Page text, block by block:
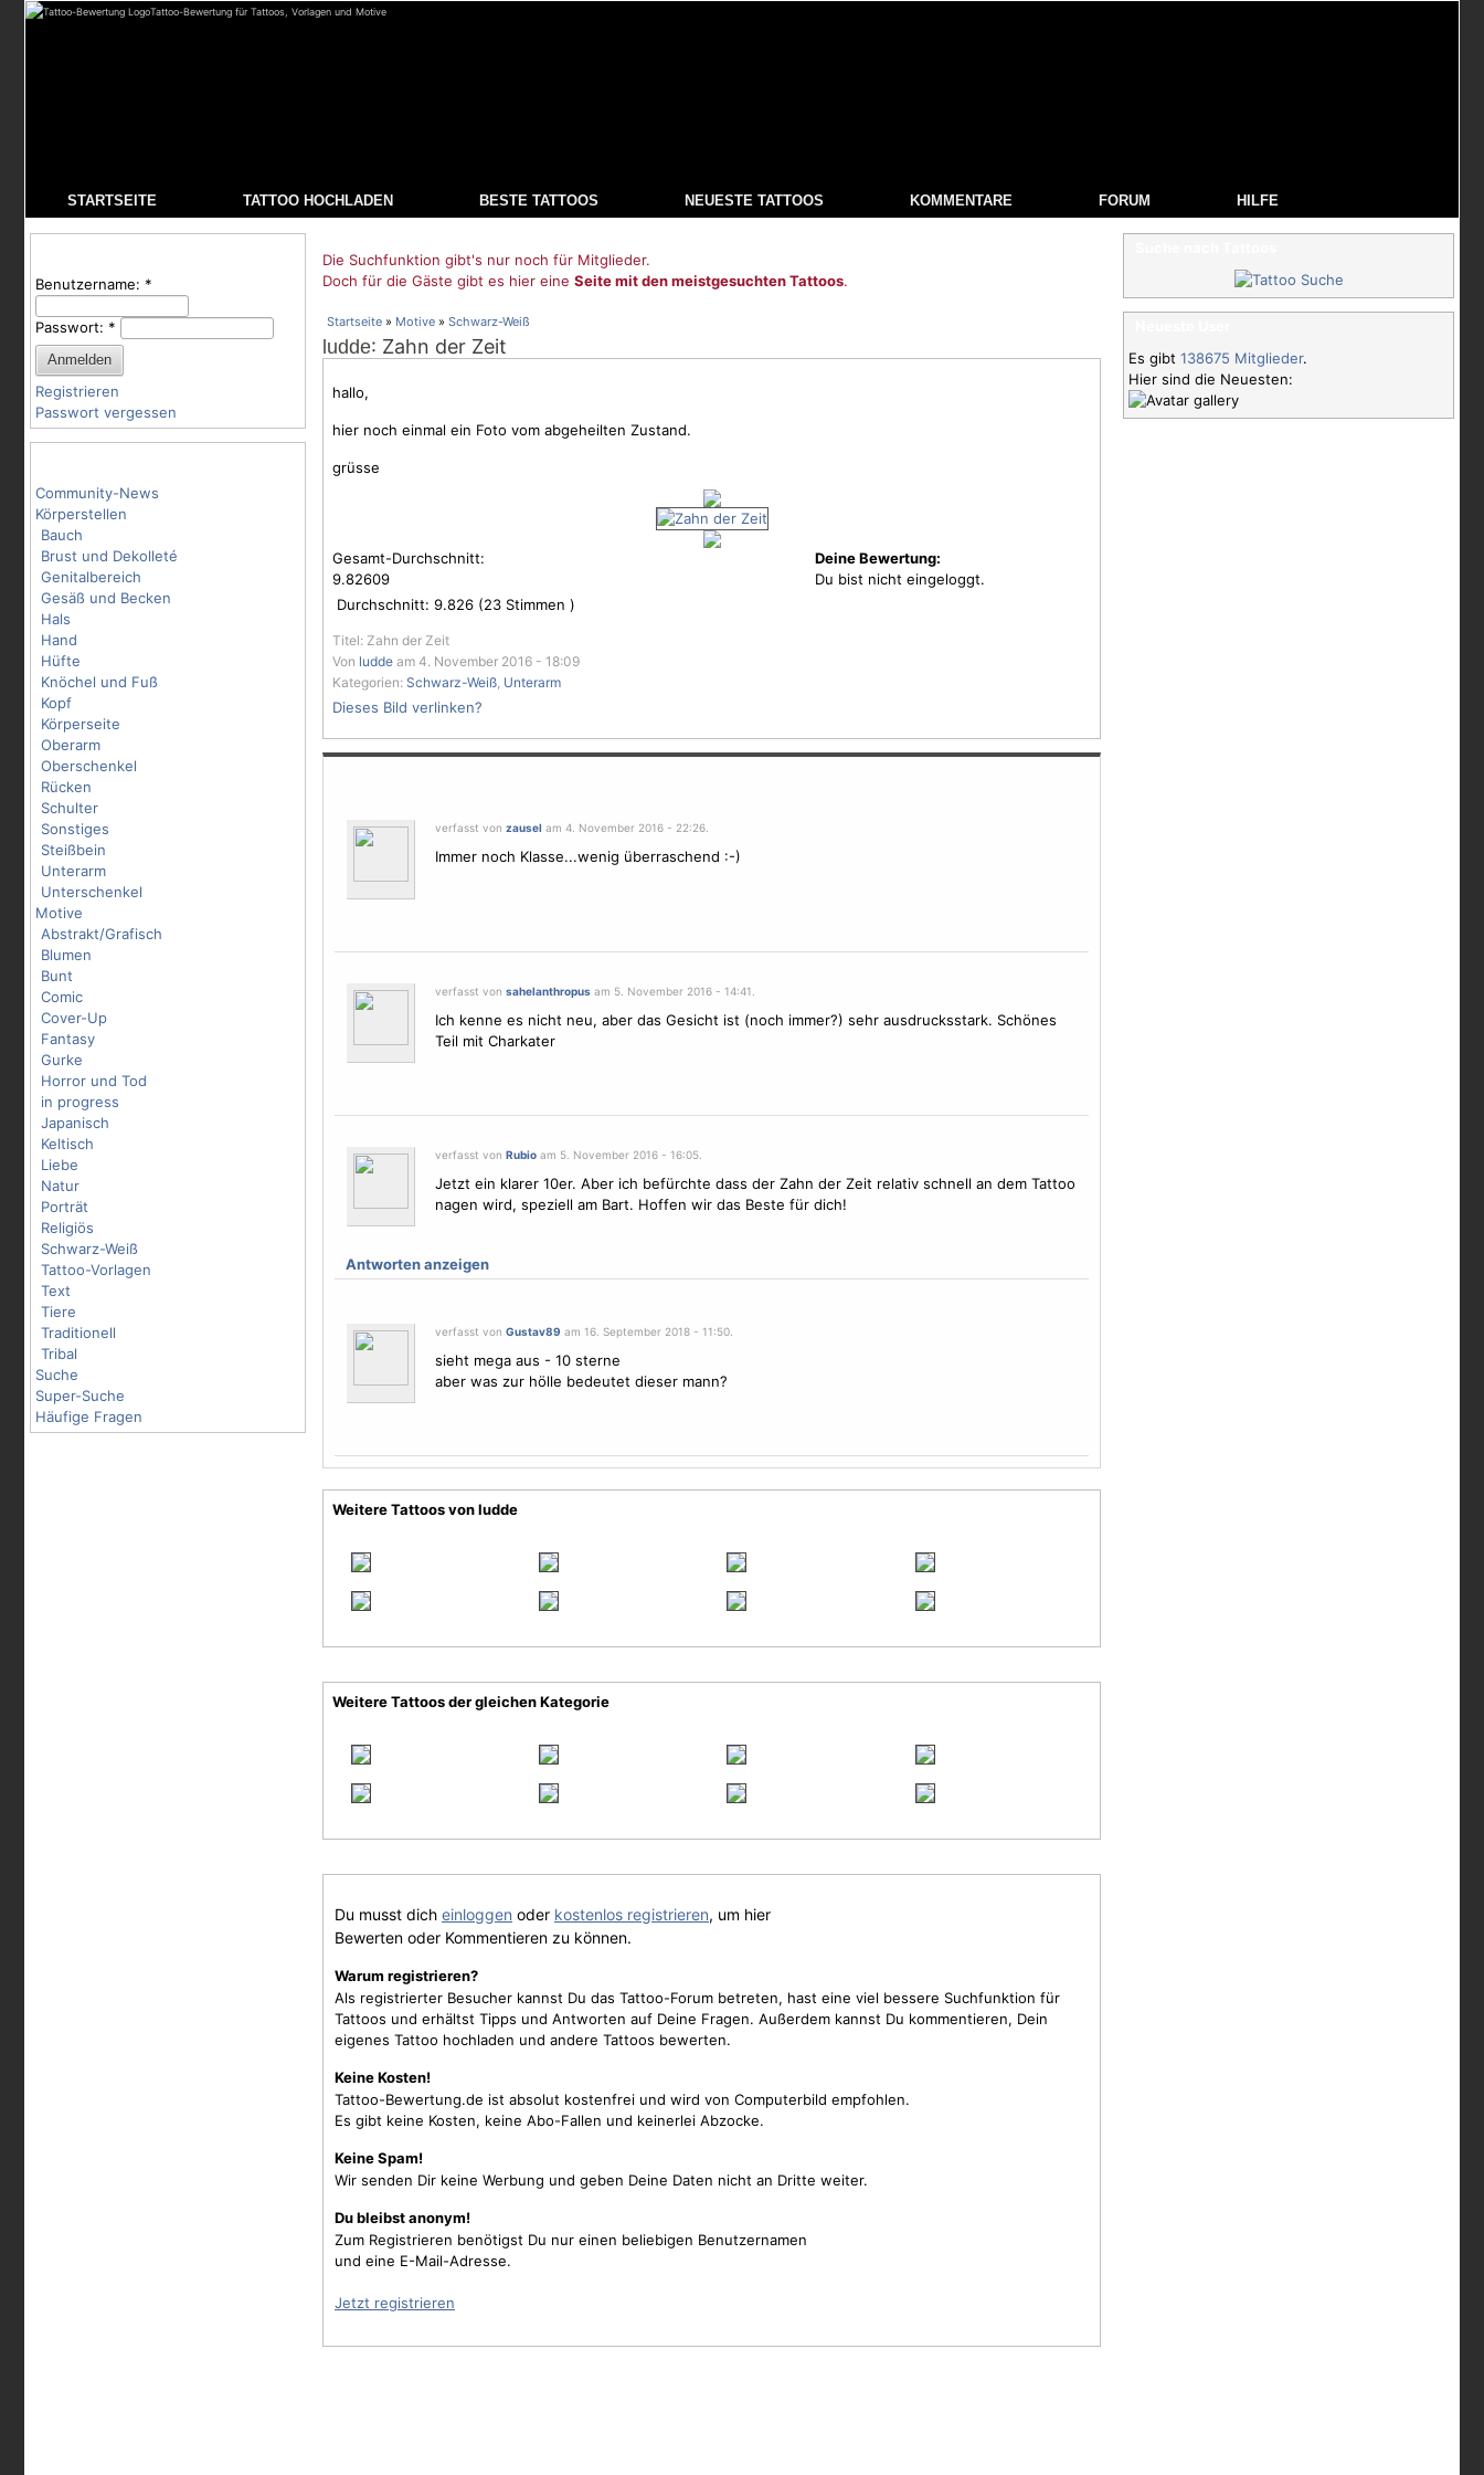
Tattoo-Bewertung für Tattoos, Vorlagen und Motive
STARTSEITE TATTOO HOCHLADEN BESTE TATTOOS NEUESTE TATTOOS KOMMENTARE FORUM HILFE
Benutzername: *
Passwort: *
Registrieren
Passwort vergessen
Community-News
Körperstellen
Bauch
Brust und Dekolleté
Genitalbereich
Gesäß und Becken
Hals
Hand
Hüfte
Knöchel und Fuß
Kopf
Körperseite
Oberarm
Oberschenkel
Rücken
Schulter
Sonstiges
Steißbein
Unterarm
Unterschenkel
Motive
Abstrakt/Grafisch
Blumen
Bunt
Comic
Cover-Up
Fantasy
Gurke
Horror und Tod
in progress
Japanisch
Keltisch
Liebe
Natur
Porträt
Religiös
Schwarz-Weiß
Tattoo-Vorlagen
Text
Tiere
Traditionell
Tribal
Suche
Super-Suche
Häufige Fragen
Die Suchfunktion gibt's nur noch für Mitglieder.
Doch für die Gäste gibt es hier eine Seite mit den meistgesuchten Tattoos.
Startseite » Motive » Schwarz-Weiß
ludde: Zahn der Zeit
hallo,
hier noch einmal ein Foto vom abgeheilten Zustand.
grüsse
Gesamt-Durchschnitt:
9.82609
Durchschnitt: 9.826 (23 Stimmen )
Deine Bewertung:
Du bist nicht eingeloggt.
Titel: Zahn der Zeit
Von ludde am 4. November 2016 - 18:09
Kategorien: Schwarz-Weiß, Unterarm
Dieses Bild verlinken?
verfasst von zausel am 4. November 2016 - 22:26.
Immer noch Klasse...wenig überraschend :-)
verfasst von sahelanthropusam 5. November 2016 - 14:41.
Ich kenne es nicht neu, aber das Gesicht ist (noch immer?) sehr ausdrucksstark. Schönes
Teil mit Charkater
verfasst von Rubioam 5. November 2016 - 16:05.
Jetzt ein klarer 10er. Aber ich befürchte dass der Zahn der Zeit relativ schnell an dem Tattoo
nagen wird, speziell am Bart. Hoffen wir das Beste für dich!
Antworten anzeigen
verfasst von Gustav89 am 16. September 2018 - 11:50.
sieht mega aus - 10 sterne
aber was zur hölle bedeutet dieser mann?
Weitere Tattoos von ludde
Weitere Tattoos der gleichen Kategorie
Du musst dich einloggen oder kostenlos registrieren, um hier
Bewerten oder Kommentieren zu können.
Warum registrieren?
Als registrierter Besucher kannst Du das Tattoo-Forum betreten, hast eine viel bessere Suchfunktion für
Tattoos und erhältst Tipps und Antworten auf Deine Fragen. Außerdem kannst Du kommentieren, Dein
eigenes Tattoo hochladen und andere Tattoos bewerten.
Keine Kosten!
Tattoo-Bewertung.de ist absolut kostenfrei und wird von Computerbild empfohlen.
Es gibt keine Kosten, keine Abo-Fallen und keinerlei Abzocke.
Keine Spam!
Wir senden Dir keine Werbung und geben Deine Daten nicht an Dritte weiter.
Du bleibst anonym!
Zum Registrieren benötigst Du nur einen beliebigen Benutzernamen
und eine E-Mail-Adresse.
Jetzt registrieren
Es gibt 138675 Mitglieder.
Hier sind die Neuesten: